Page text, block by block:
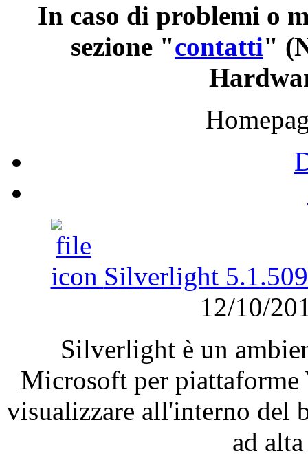
In caso di problemi o
sezione "contatti"
Silverlight
12/10/
Silverlight è un
Microsoft per piattaforme
visualizzare all'interno del
ad alta